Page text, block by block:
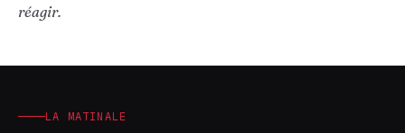
réagir.
LA MATINALE